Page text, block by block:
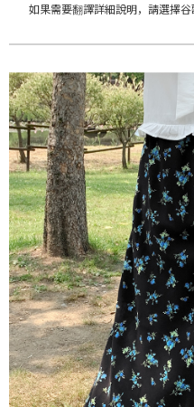
如果需要翻譯詳細說明，請選擇